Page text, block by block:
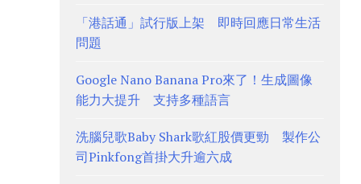
「港話通」試行版上架 即時回應日常生活
問題
Google Nano Banana Pro來了！生成圖像
能力大提升 支持多種語言
洗腦兒歌Baby Shark歌紅股價更勁 製作公
司Pinkfong首掛大升逾六成